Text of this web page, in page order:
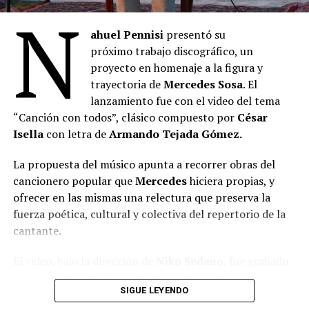
N ahuel Pennisi presentó su
próximo trabajo discográfico, un
proyecto en homenaje a la figura y
trayectoria deMercedes Sosa. El
lanzamiento fue con el video del tema
“Canción con todos”, clásico compuesto por César
Isellacon letra deArmando Tejada Gómez.
La propuesta del músico apunta a recorrer obras del
cancionero popular queMercedeshiciera propias, y
ofrecer en las mismas una relectura que preserva la
fuerza poética, cultural y colectiva del repertorio de la
cantante.
en la provincia de Tucumán, lugar de nacimiento
y donde comenzó su recorrido artístico.
SIGUE LEYENDO